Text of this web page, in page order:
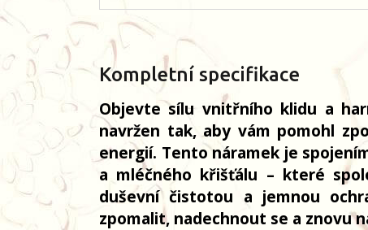
Kompletní specifikace
Objevte sílu vnitřního klidu a
navržen tak, aby vám pomohl
energií. Tento náramek je
a mléčného křišťálu – které
duševní čistotou a jemnou
zpomalit, nadechnout se a znovu